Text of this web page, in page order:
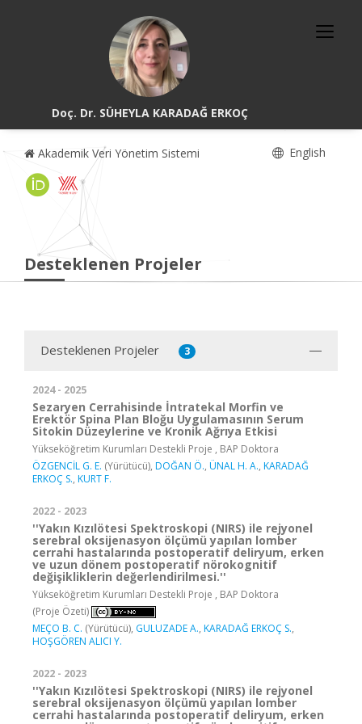
Doç. Dr. SÜHEYLA KARADAĞ ERKOÇ
Akademik Veri Yönetim Sistemi English
Desteklenen Projeler
Desteklenen Projeler 3
2024 - 2025
Sezaryen Cerrahisinde İntratekal Morfin ve
Erektör Spina Plan Bloğu Uygulamasının Serum
Sitokin Düzeylerine ve Kronik Ağrıya Etkisi
Yükseköğretim Kurumları Destekli Proje , BAP Doktora
ÖZGENCİL G. E. (Yürütücü), DOĞAN Ö., ÜNAL H. A., KARADAĞ
ERKOÇ S., KURT F.
2022 - 2023
''Yakın Kızılötesi Spektroskopi (NIRS) ile rejyonel
serebral oksijenasyon ölçümü yapılan lomber
cerrahi hastalarında postoperatif deliryum, erken
ve uzun dönem postoperatif nörokognitif
değişikliklerin değerlendirilmesi.''
Yükseköğretim Kurumları Destekli Proje , BAP Doktora
(Proje Özeti)
MEÇO B. C. (Yürütücü), GULUZADE A., KARADAĞ ERKOÇ S.,
HOŞGÖREN ALICI Y.
2022 - 2023
''Yakın Kızılötesi Spektroskopi (NIRS) ile rejyonel
serebral oksijenasyon ölçümü yapılan lomber
cerrahi hastalarında postoperatif deliryum, erken